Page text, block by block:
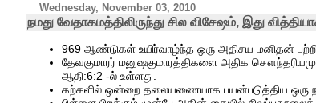
Wednesday, November 03, 2010
நமது வேதாகமத்திலிருந்து சில விசேஷம், இது
969 ஆண்டுகள் உயிர்வாழ்ந்த ஒரு அதிசய மனிதன்
தேவகுமாரர் மனுஷகுமாரத்திகளை அதிக
ஆதி:6:2 -ல் உள்ளது.
கற்களில் ஒன்றை தலையணையாக பயன்படுத்திய ஒரு